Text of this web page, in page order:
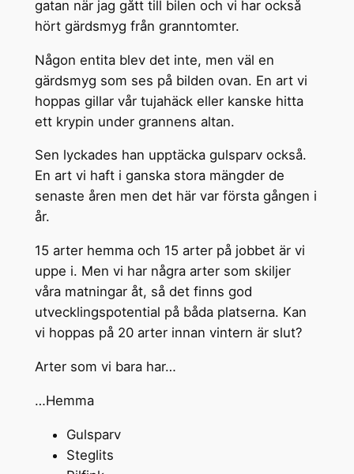
gatan när jag gått till bilen och vi har också
hört gärdsmyg från granntomter.
Någon entita blev det inte, men väl en
gärdsmyg som ses på bilden ovan. En art vi
hoppas gillar vår tujahäck eller kanske hitta
ett krypin under grannens altan.
Sen lyckades han upptäcka gulsparv också.
En art vi haft i ganska stora mängder de
senaste åren men det här var första gången i
år.
15 arter hemma och 15 arter på jobbet är vi
uppe i. Men vi har några arter som skiljer
våra matningar åt, så det finns god
utvecklingspotential på båda platserna. Kan
vi hoppas på 20 arter innan vintern är slut?
Arter som vi bara har…
…Hemma
Gulsparv
Steglits